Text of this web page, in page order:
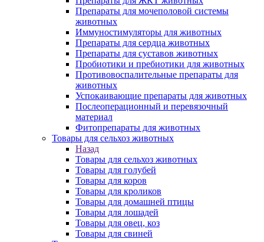
Препараты для мочеполовой системы
животных
Иммуностимуляторы для животных
Препараты для сердца животных
Препараты для суставов животных
Пробиотики и пребиотики для животных
Противовоспалительные препараты для
животных
Успокаивающие препараты для животных
Послеоперационный и перевязочный
материал
Фитопрепараты для животных
Товары для сельхоз животных
Назад
Товары для сельхоз животных
Товары для голубей
Товары для коров
Товары для кроликов
Товары для домашней птицы
Товары для лошадей
Товары для овец, коз
Товары для свиней